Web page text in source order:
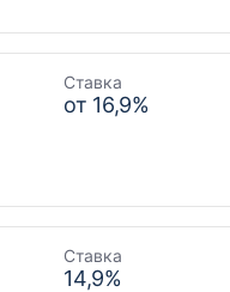
Ставка
от 16,9%
Ставка
14,9%